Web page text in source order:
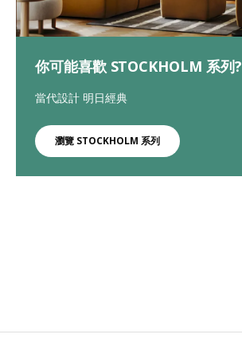
你可能喜歡 STOCKHOLM 系列?
當代設計 明日經典
瀏覽 STOCKHOLM 系列